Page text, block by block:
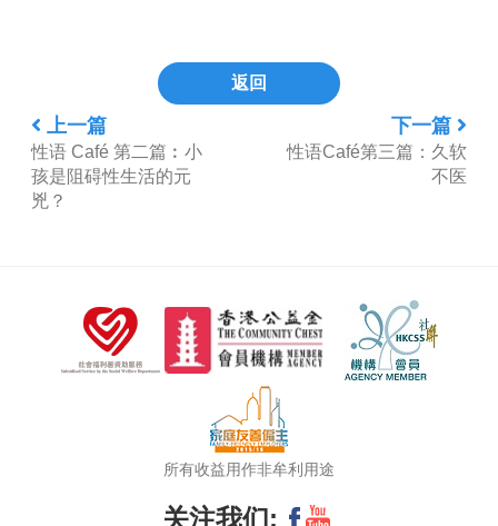
上一篇
性语 Café 第二篇︰小
孩是阻碍性生活的元
兇？
返回
下一篇
性语Café第三篇：久软
不医
所有收益用作非牟利用途
关注我们: